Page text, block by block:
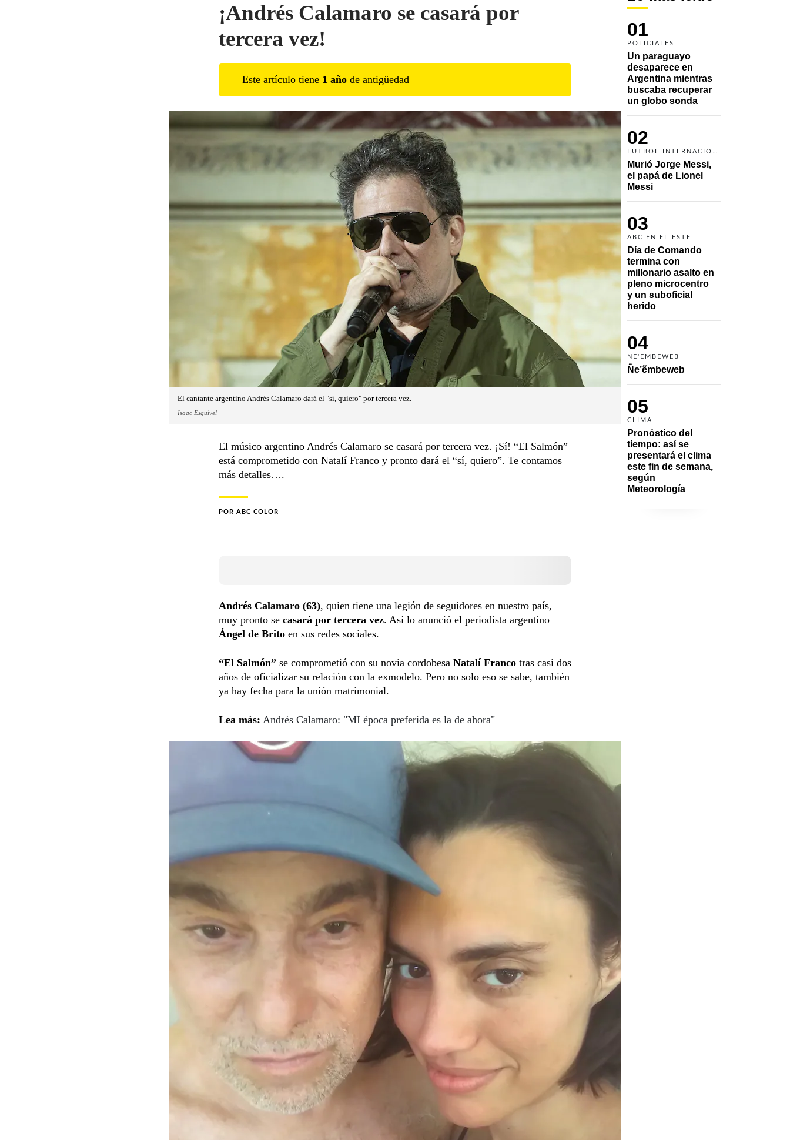
01
POLICIALES
Un paraguayo
desaparece en
Argentina mientras
buscaba recuperar
un globo sonda
02
Murió Jorge Messi,
el papá de Lionel
Messi
03
ABC EN EL ESTE
Día de Comando
termina con
millonario asalto en
pleno microcentro
y un suboficial
herido
04
ÑE'ẼMBEWEB
Ñe’ẽmbeweb
05
CLIMA
Pronóstico del
tiempo: así se
presentará el clima
este fin de semana,
según
Meteorología
¡Andrés Calamaro se casará por
tercera vez!
Este artículo tiene 1 año de antigüedad
El cantante argentino Andrés Calamaro dará el "sí, quiero" por tercera vez.
Isaac Esquivel
El músico argentino Andrés Calamaro se casará por tercera vez. ¡Sí! “El Salmón”
está comprometido con Natalí Franco y pronto dará el “sí, quiero”. Te contamos
más detalles….
POR ABC COLOR
Andrés Calamaro (63), quien tiene una legión de seguidores en nuestro país,
muy pronto se casará por tercera vez. Así lo anunció el periodista argentino
Ángel de Brito en sus redes sociales.
“El Salmón” se comprometió con su novia cordobesa Natalí Franco tras casi dos
años de oficializar su relación con la exmodelo. Pero no solo eso se sabe, también
ya hay fecha para la unión matrimonial.
Lea más: Andrés Calamaro: "MI época preferida es la de ahora"